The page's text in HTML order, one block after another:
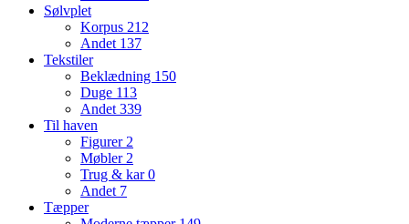
Sølvplet
Korpus 212
Andet 137
Tekstiler
Beklædning 150
Duge 113
Andet 339
Til haven
Figurer 2
Møbler 2
Trug & kar0
Andet 7
Tæpper